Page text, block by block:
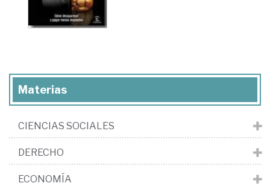
Materias
CIENCIAS SOCIALES
DERECHO
ECONOMÍA